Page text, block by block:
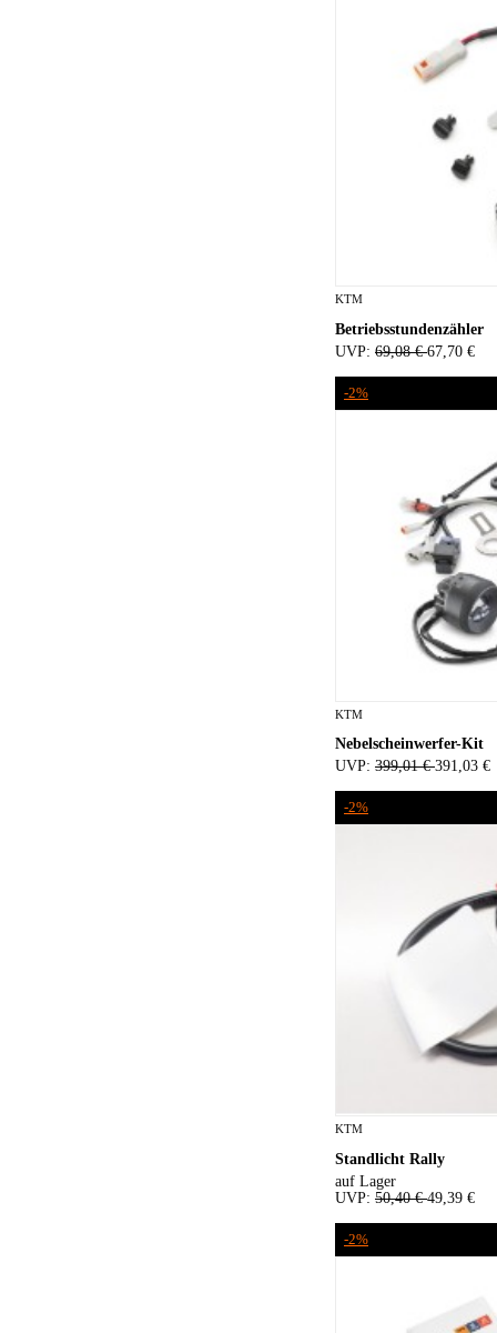
KTM
Betriebsstundenzähler
UVP: 69,08 € 67,70 €
-2%
KTM
Nebelscheinwerfer-Kit
UVP: 399,01 € 391,03 €
-2%
KTM
Standlicht Rally
auf Lager
UVP: 50,40 € 49,39 €
-2%